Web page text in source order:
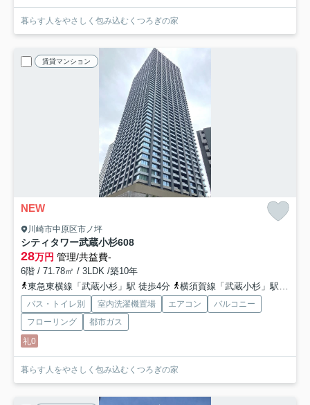
暮らす人をやさしく包み込むくつろぎの家
賃貸マンション
NEW
川崎市中原区市ノ坪
シティタワー武蔵小杉608
28万円 管理/共益費-
6階 / 71.78㎡ / 3LDK /築10年
東急東横線「武蔵小杉」駅 徒歩4分
横須賀線「武蔵小杉」駅 徒歩5分
バス・トイレ別 室内洗濯機置場 エアコン
バルコニー
フローリング
都市ガス
礼0
暮らす人をやさしく包み込むくつろぎの家